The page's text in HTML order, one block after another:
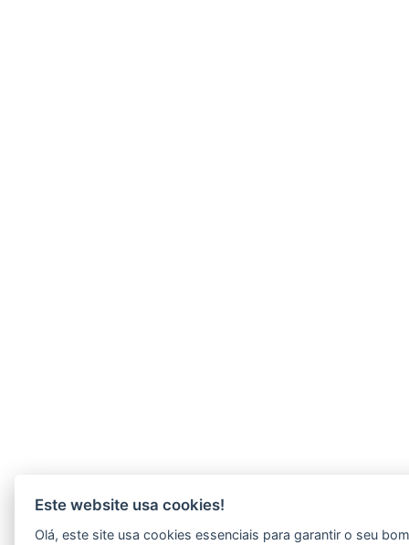
Este website usa cookies!
Olá, este site usa cookies essenciais para garantir o seu